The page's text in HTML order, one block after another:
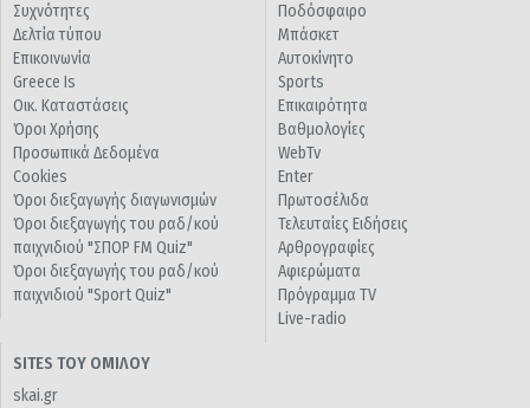
Συχνότητες
Δελτία τύπου
Επικοινωνία
Greece Is
Οικ. Καταστάσεις
Όροι Χρήσης
Προσωπικά Δεδομένα
Cookies
Όροι διεξαγωγής διαγωνισμών
Όροι διεξαγωγής του ραδ/κού
παιχνιδιού "ΣΠΟΡ FM Quiz"
Όροι διεξαγωγής του ραδ/κού
παιχνιδιού "Sport Quiz"
Ποδόσφαιρο
Μπάσκετ
Αυτοκίνητο
Sports
Επικαιρότητα
Βαθμολογίες
WebTv
Enter
Πρωτοσέλιδα
Τελευταίες Ειδήσεις
Αρθρογραφίες
Αφιερώματα
Πρόγραμμα TV
Live-radio
SITES ΤΟΥ ΟΜΙΛΟΥ
skai.gr